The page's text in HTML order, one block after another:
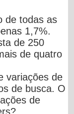
de todas as
1,7%.
de 250
de quatro
variações de
de busca. O
de